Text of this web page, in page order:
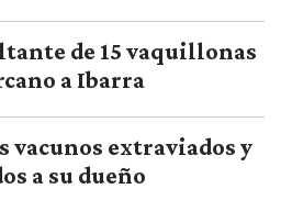
de 15 vaquillonas
a Ibarra
vacunos extraviados y
a su dueño